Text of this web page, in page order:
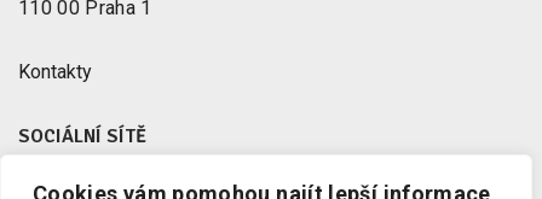
Cookies vám pomohou najít lepší informace
110 00 Praha 1
Kontakty
SOCIÁLNÍ SÍTĚ
Facebook